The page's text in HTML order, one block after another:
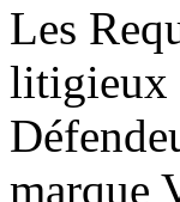
Les
litigieux
marque